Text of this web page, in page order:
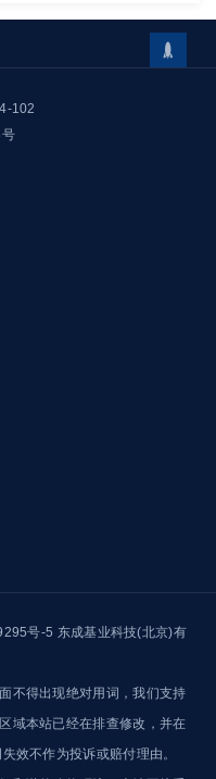

102
号-5 东成基业科技(北京)有
不得出现绝对用词，我们支持
域本站已经在排查修改，并在
效不作为投诉或赔付理由。